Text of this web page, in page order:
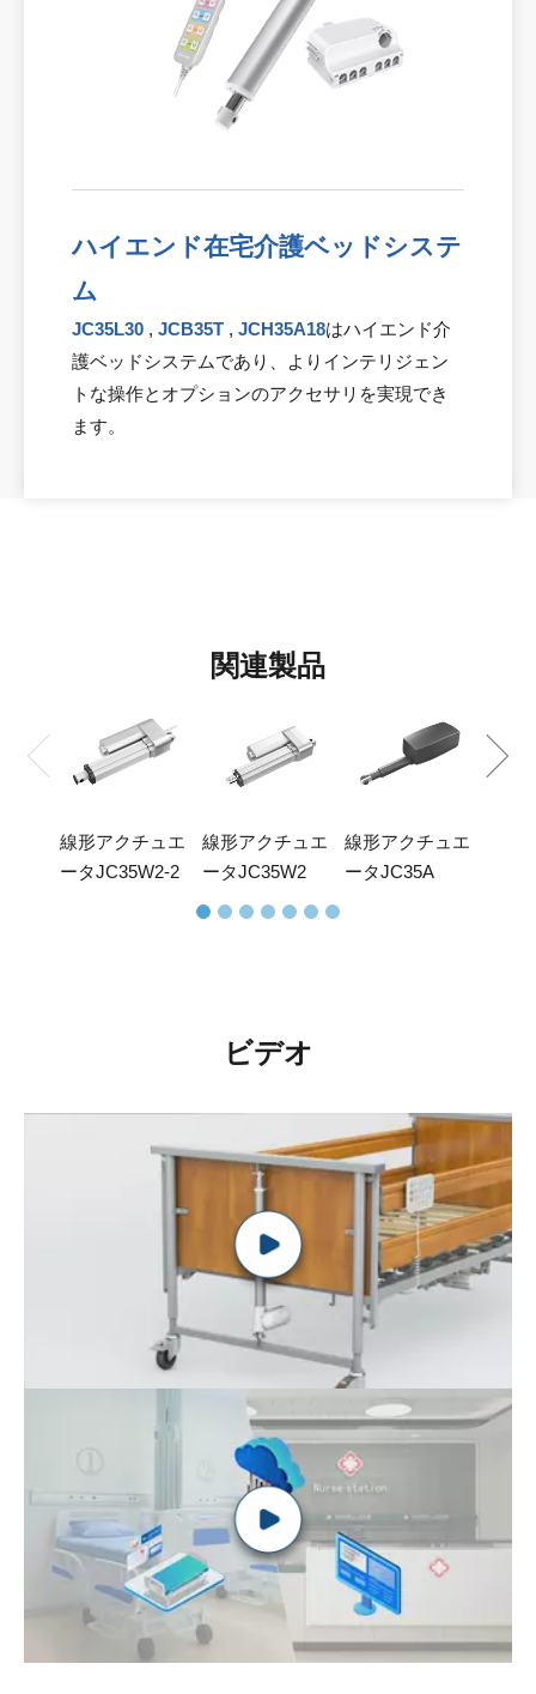
ハイエンド在宅介護ベッドシステ
ム
JC35L30 , JCB35T , JCH35A18はハイエンド介
護ベッドシステムであり、よりインテリジェン
トな操作とオプションのアクセサリを実現でき
ます。
関連製品
線形アクチュエ
ータJC35W2-2
線形アクチュエ
ータJC35W2
線形アクチュエ
ータJC35A
ラム
ビデオ